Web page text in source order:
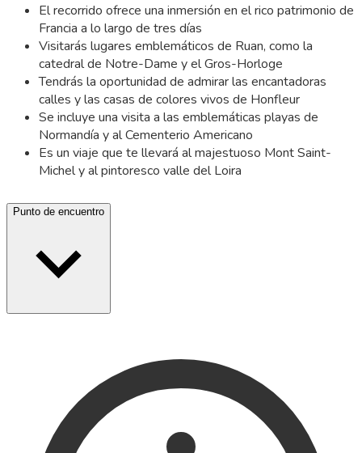
El recorrido ofrece una inmersión en el rico patrimonio de
Francia a lo largo de tres días
Visitarás lugares emblemáticos de Ruan, como la
catedral de Notre-Dame y el Gros-Horloge
Tendrás la oportunidad de admirar las encantadoras
calles y las casas de colores vivos de Honfleur
Se incluye una visita a las emblemáticas playas de
Normandía y al Cementerio Americano
Es un viaje que te llevará al majestuoso Mont Saint-
Michel y al pintoresco valle del Loira
Punto de encuentro